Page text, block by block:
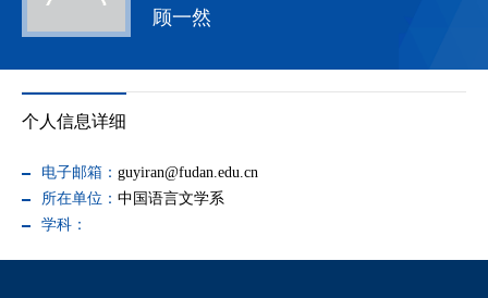
顾一然
个人信息详细
电子邮箱： guyiran@fudan.edu.cn
所在单位： 中国语言文学系
学科：